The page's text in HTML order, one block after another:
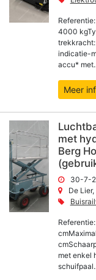
4000
indicatie-
accu*
Meer
met
Berg
30-7-
De
met enkel